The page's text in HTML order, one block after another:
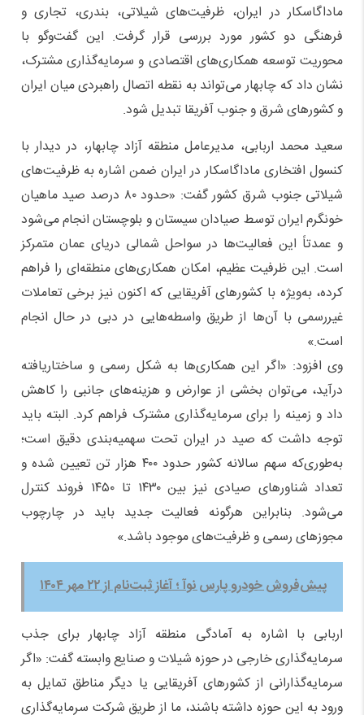
ماداگاسکار در ایران، ظرفیت‌های شیلاتی، بندری، تجاری و
فرهنگی دو کشور مورد بررسی قرار گرفت. این گفت‌وگو با
محوریت توسعه همکاری‌های اقتصادی و سرمایه‌گذاری مشترک،
نشان داد که چابهار می‌تواند به نقطه اتصال راهبردی میان ایران
و کشورهای شرق و جنوب آفریقا تبدیل شود.
سعید محمد اربابی، مدیرعامل منطقه آزاد چابهار، در دیدار با
کنسول افتخاری ماداگاسکار در ایران ضمن اشاره به ظرفیت‌های
شیلاتی جنوب شرق کشور گفت: «حدود ۸۰ درصد صید ماهیان
خونگرم ایران توسط صیادان سیستان و بلوچستان انجام می‌شود
و عمدتاً این فعالیت‌ها در سواحل شمالی دریای عمان متمرکز
است. این ظرفیت عظیم، امکان همکاری‌های منطقه‌ای را فراهم
کرده، به‌ویژه با کشورهای آفریقایی که اکنون نیز برخی تعاملات
غیررسمی با آن‌ها از طریق واسطه‌هایی در دبی در حال انجام
است.»
وی افزود: «اگر این همکاری‌ها به شکل رسمی و ساختاریافته
درآید، می‌توان بخشی از عوارض و هزینه‌های جانبی را کاهش
داد و زمینه را برای سرمایه‌گذاری مشترک فراهم کرد. البته باید
توجه داشت که صید در ایران تحت سهمیه‌بندی دقیق است؛
به‌طوری‌که سهم سالانه کشور حدود ۴۰۰ هزار تن تعیین شده و
تعداد شناورهای صیادی نیز بین ۱۴۳۰ تا ۱۴۵۰ فروند کنترل
می‌شود. بنابراین هرگونه فعالیت جدید باید در چارچوب
مجوزهای رسمی و ظرفیت‌های موجود باشد.»
پیش‌فروش خودرو پارس نوآ ؛ آغاز ثبت‌نام از ۲۲ مهر ۱۴۰۴
اربابی با اشاره به آمادگی منطقه آزاد چابهار برای جذب
سرمایه‌گذاری خارجی در حوزه شیلات و صنایع وابسته گفت: «اگر
سرمایه‌گذارانی از کشورهای آفریقایی یا دیگر مناطق تمایل به
ورود به این حوزه داشته باشند، ما از طریق شرکت سرمایه‌گذاری